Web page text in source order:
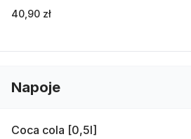
40,90 zł
Napoje
Coca cola [0,5l]